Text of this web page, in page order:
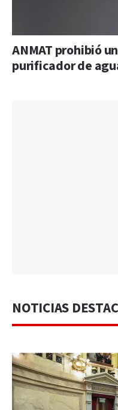
ANMAT prohibió
purificador de
NOTICIAS